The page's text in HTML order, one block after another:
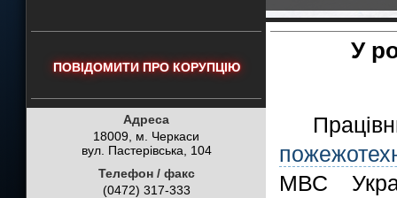
науково-дослідний експертно-
- проведення всих видів судових
експертиз
ПОВІДОМИТИ ПРО КОРУПЦІЮ
Адреса
18009, м. Черкаси
вул. Пастерівська, 104
Телефон / факс
(0472) 317-333
У
МВС